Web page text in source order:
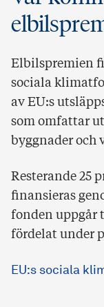
Elbilspremien
sociala
av EU:s
som omfattar
byggnader och
Resterande 25
finansieras
fonden uppgår
fördelat under
EU:s sociala